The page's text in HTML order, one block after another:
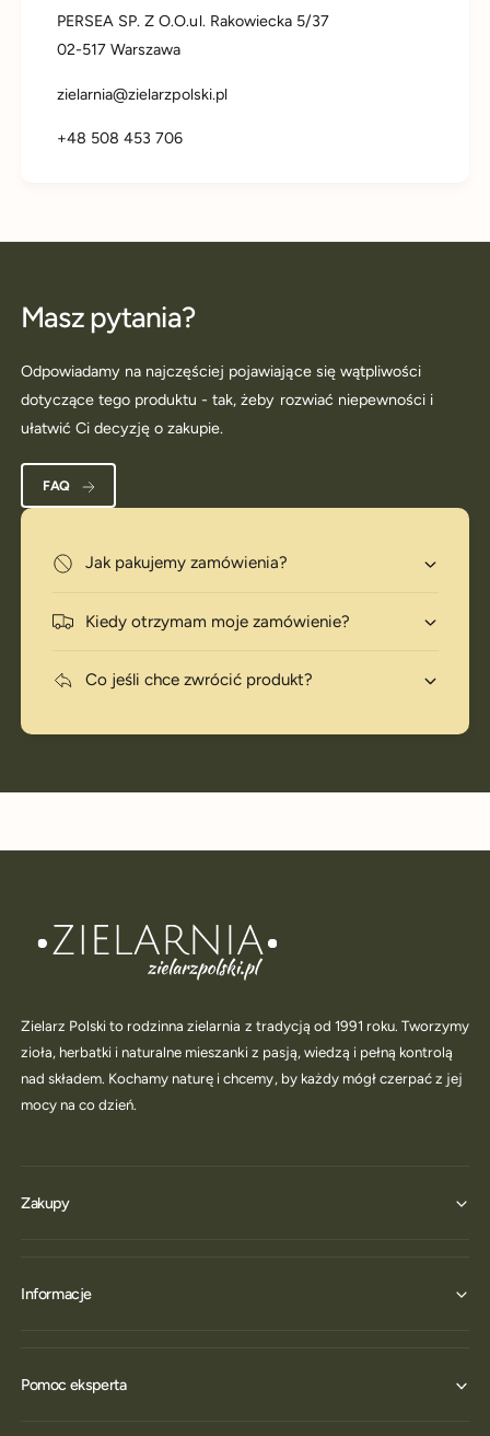
PERSEA SP. Z O.O.ul. Rakowiecka 5/37
02-517 Warszawa
zielarnia@zielarzpolski.pl
+48 508 453 706
Masz pytania?
Odpowiadamy na najczęściej pojawiające się wątpliwości
dotyczące tego produktu - tak, żeby rozwiać niepewności i
ułatwić Ci decyzję o zakupie.
FAQ
Jak pakujemy zamówienia?
Kiedy otrzymam moje zamówienie?
Co jeśli chce zwrócić produkt?
Zielarz Polski to rodzinna zielarnia z tradycją od 1991 roku. Tworzymy
zioła, herbatki i naturalne mieszanki z pasją, wiedzą i pełną kontrolą
nad składem. Kochamy naturę i chcemy, by każdy mógł czerpać z jej
mocy na co dzień.
Zakupy
Informacje
Pomoc eksperta